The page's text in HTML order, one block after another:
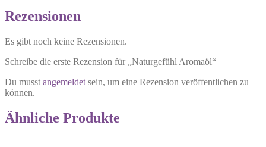
Rezensionen
Es gibt noch keine Rezensionen.
Schreibe die erste Rezension für „Naturgefühl Aromaöl“
Du musst angemeldet sein, um eine Rezension veröffentlichen zu
können.
Ähnliche Produkte